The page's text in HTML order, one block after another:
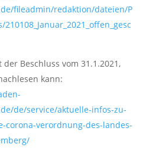
fileadmin/redaktion/dateien/P
210108_Januar_2021_offen_gesc
Beschluss vom 31.1.2021,
kann:
de/service/aktuelle-infos-zu-
corona-verordnung-des-landes-